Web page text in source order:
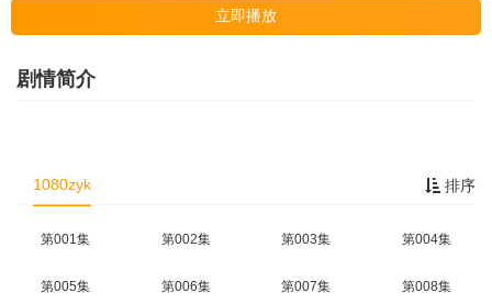
立即播放
剧情简介
排序
1080zyk
第001集 第002集 第003集 第004集
第005集 第006集 第007集 第008集